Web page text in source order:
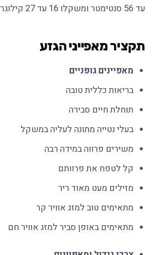
עד 56 סנטימטר ומשקלו 16 עד 27 קילוגרם.
תקציר מאפייני הגזע
מאפיינים גופניים
בריאות כללית טובה
תוחלת חיים סבירה
בעלי נטייה מתונה לעליה במשקל
משירים פרווה במידה רבה
קל לטפח את פרוותם
מזילים מעט מאוד ריר
מתאימים טוב למזג אוויר קר
מתאימים באופן סביר למזג אוויר חם